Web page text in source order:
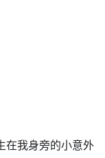
在我身旁的小意外